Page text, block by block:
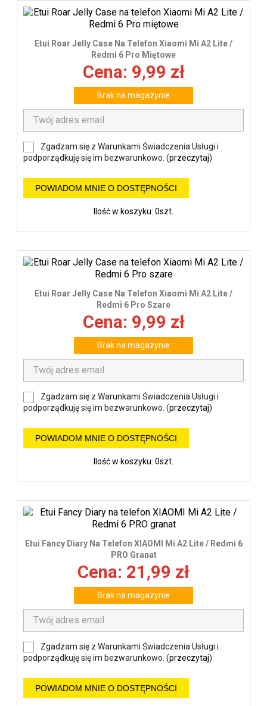
Etui Roar Jelly Case Na Telefon Xiaomi Mi A2 Lite /
Redmi 6 Pro Miętowe
Cena: 9,99 zł
Brak na magazynie
Zgadzam się z Warunkami Świadczenia Usługi i
podporządkuję się im bezwarunkowo. (przeczytaj)
POWIADOM MNIE O DOSTĘPNOŚCI
Ilość w koszyku: 0szt.
Etui Roar Jelly Case Na Telefon Xiaomi Mi A2 Lite /
Redmi 6 Pro Szare
Cena: 9,99 zł
Brak na magazynie
Zgadzam się z Warunkami Świadczenia Usługi i
podporządkuję się im bezwarunkowo. (przeczytaj)
POWIADOM MNIE O DOSTĘPNOŚCI
Ilość w koszyku: 0szt.
Etui Fancy Diary Na Telefon XIAOMI Mi A2 Lite / Redmi 6
PRO Granat
Cena: 21,99 zł
Brak na magazynie
Zgadzam się z Warunkami Świadczenia Usługi i
podporządkuję się im bezwarunkowo. (przeczytaj)
POWIADOM MNIE O DOSTĘPNOŚCI